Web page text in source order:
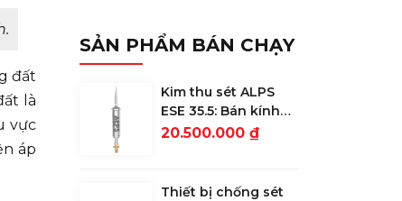
đất
là
vực
áp
SẢN PHẨM BÁN CHẠY
Kim thu sét ALPS
ESE 35.5: Bán kính
bảo vệ 78m
20.500.000 ₫
Thiết bị chống sét